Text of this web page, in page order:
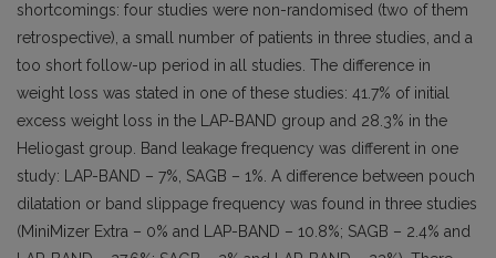
shortcomings: four studies were non-randomised (two of them
retrospective), a small number of patients in three studies, and a
too short follow-up period in all studies. The difference in
weight loss was stated in one of these studies: 41.7% of initial
excess weight loss in the LAP-BAND group and 28.3% in the
Heliogast group. Band leakage frequency was different in one
study: LAP-BAND – 7%, SAGB – 1%. A difference between pouch
dilatation or band slippage frequency was found in three studies
(MiniMizer Extra – 0% and LAP-BAND – 10.8%; SAGB – 2.4% and